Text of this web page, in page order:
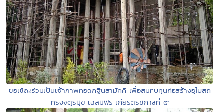
ขอเชิญร่วมเป็นเจ้าภาพทอดกฐินสามัคคี เพื่อสมทบทุนก่อสร้างอุโบสถ
ทรงจตุรมุข เฉลิมพระเกียรติรัชกาลที่ ๙